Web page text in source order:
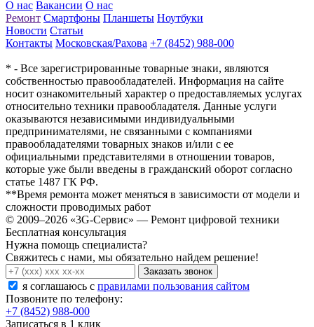
О нас Вакансии О нас
Ремонт Смартфоны Планшеты Ноутбуки
Новости Статьи
Контакты Московская/Рахова +7 (8452) 988-000
* - Все зарегистрированные товарные знаки, являются
собственностью правообладателей. Информация на сайте
носит ознакомительный характер о предоставляемых услугах
относительно техники правообладателя. Данные услуги
оказываются независимыми индивидуальными
предпринимателями, не связанными с компаниями
правообладателями товарных знаков и/или с ее
официальными представителями в отношении товаров,
которые уже были введены в гражданский оборот согласно
статье 1487 ГК РФ.
**Время ремонта может меняться в зависимости от модели и
сложности проводимых работ
© 2009–2026 «3G-Сервис» — Ремонт цифровой техники
Бесплатная консультация
Нужна помощь специалиста?
Свяжитесь с нами, мы обязательно найдем решение!
Заказать звонок
я соглашаюсь c правилами пользования сайтом
Позвоните по телефону:
+7 (8452) 988-000
Записаться в 1 клик